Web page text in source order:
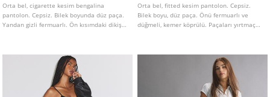
Orta bel, cigarette kesim bengalina
pantolon. Cepsiz. Bilek boyunda düz paça.
Yandan gizli fermuarlı. Ön kısımdaki dikiş
Orta bel, fitted kesim pantolon. Cepsiz.
Bilek boyu, düz paça. Önü fermuarlı ve
düğmeli, kemer köprülü. Paçaları yırtmaç